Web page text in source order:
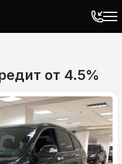
от 4.5%